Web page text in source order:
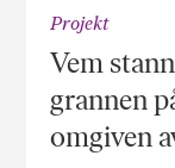
Projekt
Vem
grannen
omgiven